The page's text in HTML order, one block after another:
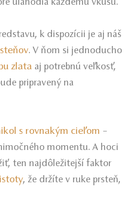
ulahodia každému vkusu.
k dispozícii je aj náš
. V ňom si jednoducho
zlata aj potrebnú veľkosť,
pripravený na
s rovnakým cieľom –
momentu. A hoci
ten najdôležitejší faktor
, že držíte v ruke prsteň,